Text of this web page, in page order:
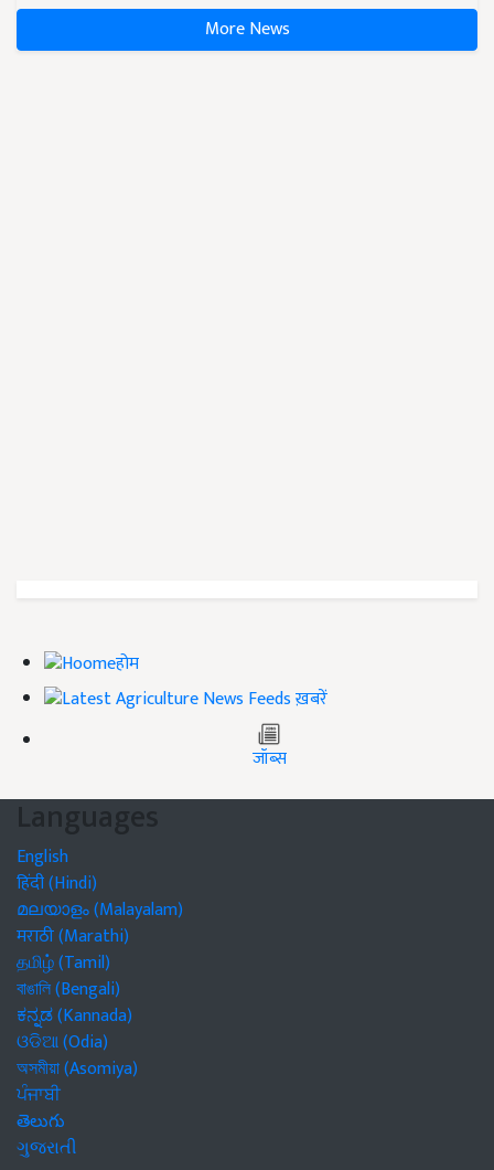
More News
होम
ख़बरें
जॉब्स
Languages
English
हिंदी (Hindi)
മലയാളം (Malayalam)
मराठी (Marathi)
தமிழ் (Tamil)
বাঙালি (Bengali)
ಕನ್ನಡ (Kannada)
ଓଡିଆ (Odia)
অসমীয়া (Asomiya)
ਪੰਜਾਬੀ
తెలుగు
ગુજરાતી